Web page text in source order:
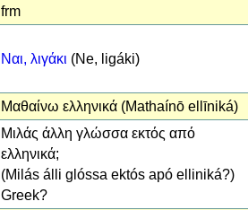
frm
Ναι, λιγάκι (Ne, ligáki)
Μαθαίνω ελληνικά (Mathaínō ellīniká)
Μιλάς άλλη γλώσσα εκτός από
ελληνικά;
(Milás álli glóssa ektós apó elliniká?)
Greek?